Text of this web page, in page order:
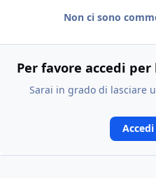
Non ci sono
Per favore accedi
Sarai in grado di lasciare